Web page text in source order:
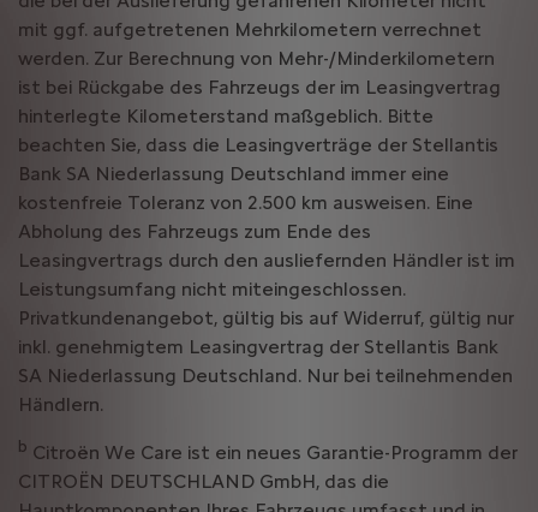
mit ggf. aufgetretenen Mehrkilometern verrechnet
werden. Zur Berechnung von Mehr-/Minderkilometern
ist bei Rückgabe des Fahrzeugs der im Leasingvertrag
hinterlegte Kilometerstand maßgeblich. Bitte
beachten Sie, dass die Leasingverträge der Stellantis
Bank SA Niederlassung Deutschland immer eine
kostenfreie Toleranz von 2.500 km ausweisen. Eine
Abholung des Fahrzeugs zum Ende des
Leasingvertrags durch den ausliefernden Händler ist im
Leistungsumfang nicht miteingeschlossen.
Privatkundenangebot, gültig bis auf Widerruf, gültig nur
inkl. genehmigtem Leasingvertrag der Stellantis Bank
SA Niederlassung Deutschland. Nur bei teilnehmenden
Händlern.
b Citroën We Care ist ein neues Garantie-Programm der
CITROËN DEUTSCHLAND GmbH, das die